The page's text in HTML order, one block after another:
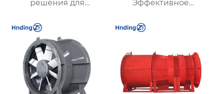
решения для
вентиляции и
безопасности
Эффективное
надежной вентиляции